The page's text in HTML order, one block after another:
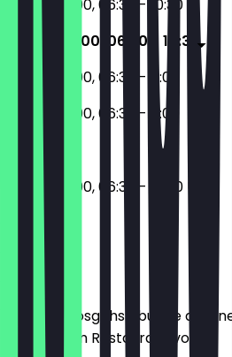
17:00 - 22:00, 06:30 - 10:30
17:00 - 22:00, 06:30 - 10:30
17:00 - 22:00, 06:30 - 11:00
17:00 - 22:00, 06:30 - 11:00
17:00 - 22:00, 06:30 - 10:30 Uhr
Bevor du losgehst, buche dir
zeige ihn im Restaurant vor.